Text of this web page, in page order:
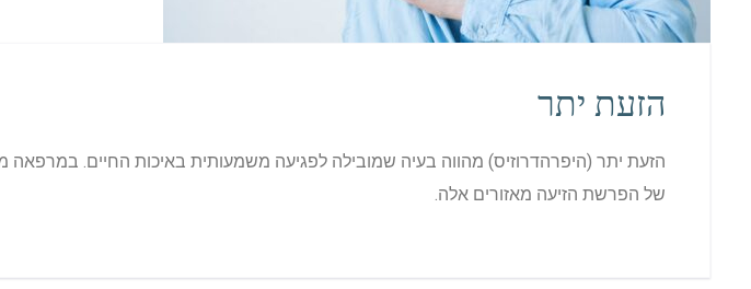
הזעת יתר
הזעת יתר (היפרהדרוזיס) מהווה בעיה שמובילה לפגיעה משמעותית באיכות החיים.
של הפרשת הזיעה מאזורים אלה.